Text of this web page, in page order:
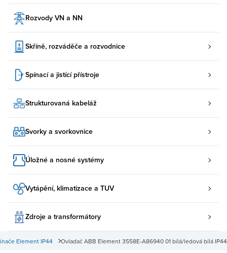
Rozvody VN a NN
Skříně, rozváděče a rozvodnice
Spínací a jistící přístroje
Strukturovaná kabeláž
Svorky a svorkovnice
Úložné a nosné systémy
Vytápění, klimatizace a TUV
Zdroje a transformátory
Ovladač ABB Element 3558E-A86940 01 bílá/ledová bílá IP44
Element IP44